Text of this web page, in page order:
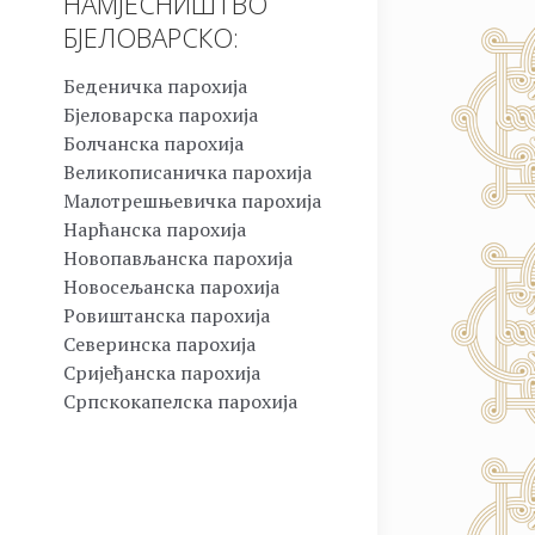
БЈЕЛОВАРСКО:
Беденичка парохија
Бјеловарска парохија
Болчанска парохија
Великописаничка парохија
Малотрешњевичка парохија
Нарћанска парохија
Новопављанска парохија
Новосељанска парохија
Ровиштанска парохија
Северинска парохија
Сријеђанска парохија
Српскокапелска парохија